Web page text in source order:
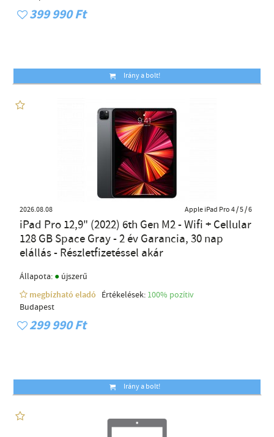
399 990 Ft
Irány a bolt!
2026.08.08 Apple iPad Pro 4 / 5 / 6
iPad Pro 12,9" (2022) 6th Gen M2 - Wifi + Cellular
128 GB Space Gray - 2 év Garancia, 30 nap
elállás - Részletfizetéssel akár
Állapota: ● újszerű
megbízható eladó
Értékelések: 100% pozítiv
Budapest
299 990 Ft
Irány a bolt!